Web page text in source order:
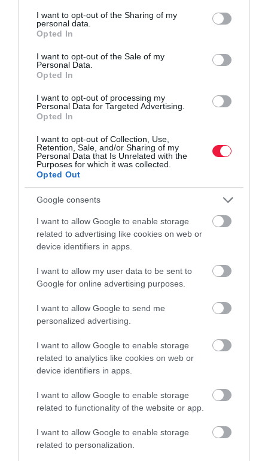
not limited to your visit or usage behaviour. You may click to
grant or deny consent to Google and its third-party tags to
use your data for below specified purposes in below Google
consent section.
I want to opt-out of the Sharing of my
personal data.
Opted In
I want to opt-out of the Sale of my
Personal Data.
Opted In
I want to opt-out of processing my
Personal Data for Targeted Advertising.
Opted In
I want to opt-out of Collection, Use,
Retention, Sale, and/or Sharing of my
Personal Data that Is Unrelated with the
Purposes for which it was collected.
Opted Out
Google consents
I want to allow Google to enable storage
related to advertising like cookies on web or
device identifiers in apps.
I want to allow my user data to be sent to
Google for online advertising purposes.
I want to allow Google to send me
personalized advertising.
I want to allow Google to enable storage
related to analytics like cookies on web or
device identifiers in apps.
I want to allow Google to enable storage
related to functionality of the website or app.
I want to allow Google to enable storage
related to personalization.
PIACOK
Az első félév rendben, de júniusban megbotlott az
építőipar
szerint 1,4 százalékkal elmaradt az egy évvel korábbitól -
jelentette a Központi Statisztikai Hivatal. A szezonálisan és…